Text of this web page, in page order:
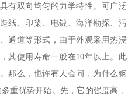
有双向均匀的力学特性。可广泛
纸、印染、电镀、海洋勘探、污
通道等形式，由于外观采用热浸
其使用寿命一般在10年以上。此
那么，也许有人会问，为什么钢
重优势开始。先，它的强度高，